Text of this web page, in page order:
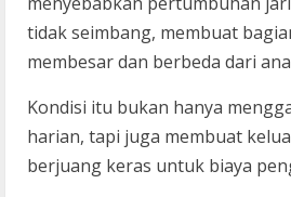
tidak seimbang, membuat
membesar dan berbeda dari
Kondisi itu bukan hanya
harian, tapi juga membuat
berjuang keras untuk biaya